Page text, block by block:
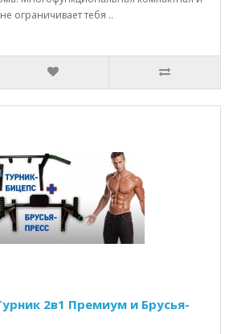
ограничивает тебя ..
2в1 Премиум и Брусья-